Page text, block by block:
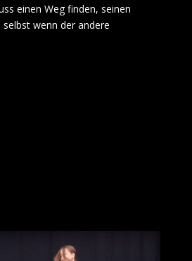
einen Weg finden, seinen
wenn der andere